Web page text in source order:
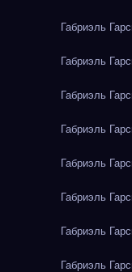
Габриэль
Габриэль
Габриэль
Габриэль
Габриэль
Габриэль
Габриэль
Габриэль